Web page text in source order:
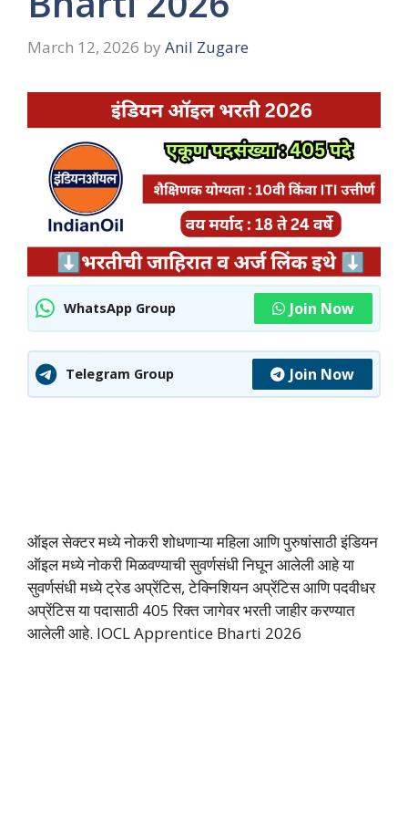
March 12, 2026 by Anil Zugare
WhatsApp Group Join Now
Telegram Group Join Now
ऑइल सेक्टर मध्ये नोकरी शोधणाऱ्या महिला आणि पुरुषांसाठी इंडियन
ऑइल मध्ये नोकरी मिळवण्याची सुवर्णसंधी निघून आलेली आहे या
सुवर्णसंधी मध्ये ट्रेड अप्रेंटिस, टेक्निशियन अप्रेंटिस आणि पदवीधर
अप्रेंटिस या पदासाठी 405 रिक्त जागेवर भरती जाहीर करण्यात
आलेली आहे. IOCL Apprentice Bharti 2026